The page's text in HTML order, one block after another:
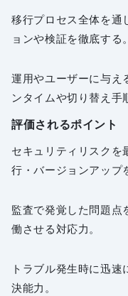
移行プロセス全体を通
ョンや検証を徹底する。
運用やユーザーに与え
ンタイムや切り替え手
評価されるポイント
セキュリティリスクを
行・バージョンアップ
監査で発覚した問題点
働させる対応力。
トラブル発生時に迅
決能力。